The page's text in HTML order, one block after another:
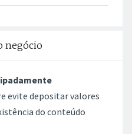
negócio
evite depositar valores
do conteúdo